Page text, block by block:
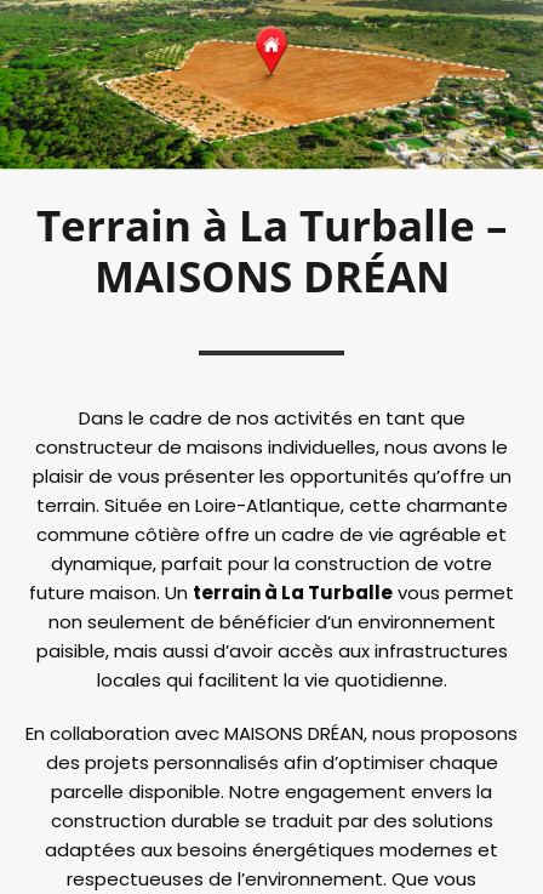
Terrain à La Turballe –
MAISONS DRÉAN
Dans le cadre de nos activités en tant que
constructeur de maisons individuelles, nous avons le
plaisir de vous présenter les opportunités qu’offre un
terrain. Située en Loire-Atlantique, cette charmante
commune côtière offre un cadre de vie agréable et
dynamique, parfait pour la construction de votre
future maison. Un terrain à La Turballevous permet
non seulement de bénéficier d’un environnement
paisible, mais aussi d’avoir accès aux infrastructures
locales qui facilitent la vie quotidienne.
En collaboration avec MAISONS DRÉAN, nous proposons
des projets personnalisés afin d’optimiser chaque
parcelle disponible. Notre engagement envers la
construction durable se traduit par des solutions
adaptées aux besoins énergétiques modernes et
respectueuses de l’environnement. Que vous